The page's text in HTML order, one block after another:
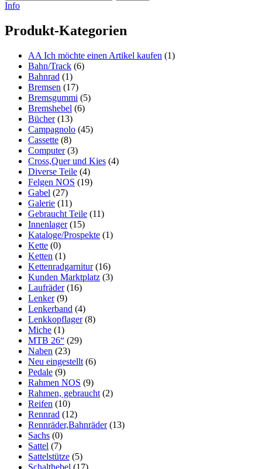
Info
Produkt-Kategorien
AA Ich möchte einen Artikel kaufen (1)
Bahn/Track (6)
Bahnrad (1)
Bremsen (17)
Bremsgummi (5)
Bremshebel (6)
Bücher (13)
Campagnolo (45)
Cassette (8)
Computer (3)
Cross,Quer und Kies (4)
Diverse Teile (4)
Felgen NOS (19)
Gabel (27)
Galerie (11)
Gebraucht Teile (11)
Innenlager (15)
Kataloge/Prospekte (1)
Kette (0)
Ketten (1)
Kettenradgarnitur (16)
Kunden Marktplatz (3)
Laufräder (16)
Lenker (9)
Lenkerband (4)
Lenkkopflager (8)
Miche (1)
MTB 26“ (29)
Naben (23)
Neu eingestellt (6)
Pedale (9)
Rahmen NOS (9)
Rahmen, gebraucht (2)
Reifen (10)
Rennrad (12)
Rennräder,Bahnräder (13)
Sachs (0)
Sattel (7)
Sattelstütze (5)
Schalthebel (17)